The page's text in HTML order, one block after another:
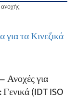
τα Κινεζικά
Ανοχές για
(IDT ISO